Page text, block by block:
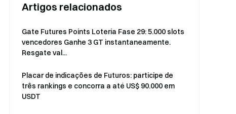
Artigos relacionados
Gate Futures Points Loteria Fase 29: 5.000 slots
vencedores Ganhe 3 GT instantaneamente.
Resgate val...
Placar de indicações de Futuros: participe de
três rankings e concorra a até US$ 90.000 em
USDT